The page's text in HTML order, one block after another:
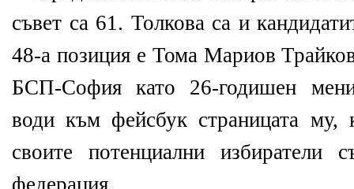
съвет са 61. Толкова са и
48-а позиция е Тома Мариов
БСП-София като 26-годишен
води към фейсбук страницата му,
своите потенциални избиратели
федерация.